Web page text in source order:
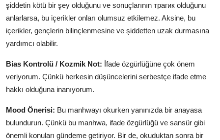
şiddetin kötü bir şey olduğunu ve sonuçlarının трагик olduğunu
anlarlarsa, bu içerikler onları olumsuz etkilemez. Aksine, bu
içerikler, gençlerin bilinçlenmesine ve şiddetten uzak durmasına
yardımcı olabilir.
Bias Kontrolü / Kozmik Not: İfade özgürlüğüne çok önem
veriyorum. Çünkü herkesin düşüncelerini serbestçe ifade etme
hakkı olduğuna inanıyorum.
Mood Önerisi: Bu manhwayı okurken yanınızda bir anayasa
bulundurun. Çünkü bu manhwa, ifade özgürlüğü ve sansür gibi
önemli konuları gündeme getiriyor. Bir de, okuduktan sonra bir